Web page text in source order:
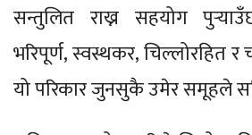
सन्तुलित राख्न सहयोग
भरिपूर्ण, स्वस्थकर, चिल्लोरहित
यो परिकार जुनसुकै उमेर समूहले